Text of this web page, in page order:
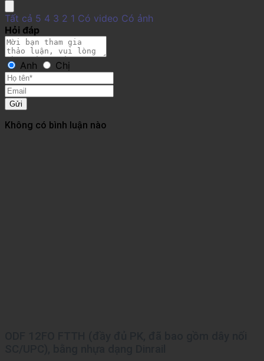
Tất cả 5 4 3 2 1 Có video Có ảnh
Hỏi đáp
Anh Chị
Gửi
Không có bình luận nào